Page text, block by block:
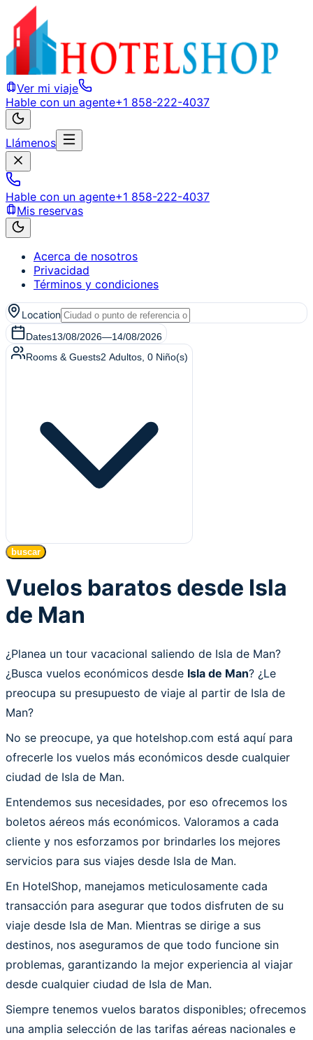
Ver mi viaje
Hable con un agente+1 858-222-4037
Llámenos
Hable con un agente+1 858-222-4037
Mis reservas
Acerca de nosotros
Privacidad
Términos y condiciones
Location
Dates13/08/2026—14/08/2026
Rooms & Guests2 Adultos 0 Niño(s)
buscar
Vuelos baratos desde Isla
de Man
¿Planea un tour vacacional saliendo de Isla de Man?
¿Busca vuelos económicos desde Isla de Man? ¿Le
preocupa su presupuesto de viaje al partir de Isla de
Man?
No se preocupe, ya que hotelshop.com está aquí para
ofrecerle los vuelos más económicos desde cualquier
ciudad de Isla de Man.
Entendemos sus necesidades, por eso ofrecemos los
boletos aéreos más económicos. Valoramos a cada
cliente y nos esforzamos por brindarles los mejores
servicios para sus viajes desde Isla de Man.
En HotelShop, manejamos meticulosamente cada
transacción para asegurar que todos disfruten de su
viaje desde Isla de Man. Mientras se dirige a sus
destinos, nos aseguramos de que todo funcione sin
problemas, garantizando la mejor experiencia al viajar
desde cualquier ciudad de Isla de Man.
Siempre tenemos vuelos baratos disponibles; ofrecemos
una amplia selección de las tarifas aéreas nacionales e